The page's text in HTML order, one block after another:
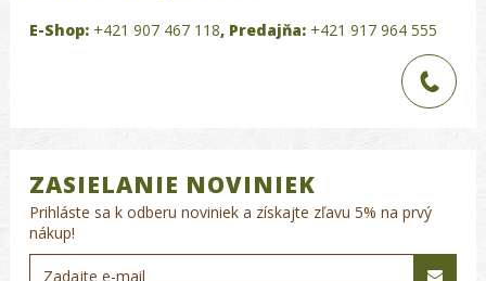
E-Shop: +421 907 467 118, Predajňa: +421 917 964 555
ZASIELANIE NOVINIEK
Prihláste sa k odberu noviniek a získajte zľavu 5% na prvý
nákup!